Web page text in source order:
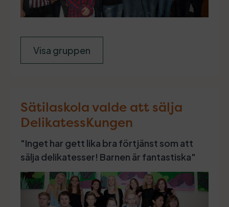
Visa gruppen
Sätilaskola valde att sälja
DelikatessKungen
"Inget har gett lika bra förtjänst som att
sälja delikatesser! Barnen är fantastiska"